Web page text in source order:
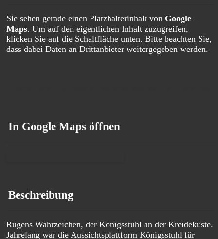
Sie sehen gerade einen Platzhalterinhalt von Google
Maps. Um auf den eigentlichen Inhalt zuzugreifen,
klicken Sie auf die Schaltfläche unten. Bitte beachten Sie,
dass dabei Daten an Drittanbieter weitergegeben werden.
In Google Maps öffnen
Beschreibung
Rügens Wahrzeichen, der Königsstuhl an der Kreideküste.
Jahrelang war die Aussichtsplattform Königsstuhl für